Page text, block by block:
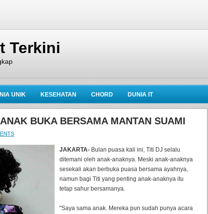
Terkini
UNIK KESEHATAN CHORD DUNIA IT
BUKA BERSAMA MANTAN SUAMI
JAKARTA- Bulan puasa kali ini, Titi DJ selalu
ditemani oleh anak-anaknya. Meski anak-anaknya
sesekali akan berbuka puasa bersama ayahnya,
namun bagi Titi yang penting anak-anaknya itu
tetap sahur bersamanya.
"Saya sama anak. Mereka pun sudah punya acara